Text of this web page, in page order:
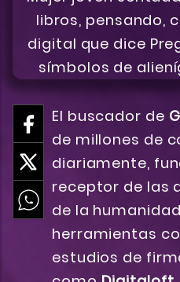
El buscador de
de millones de
diariamente,
receptor de las
de la
herramientas
estudios de